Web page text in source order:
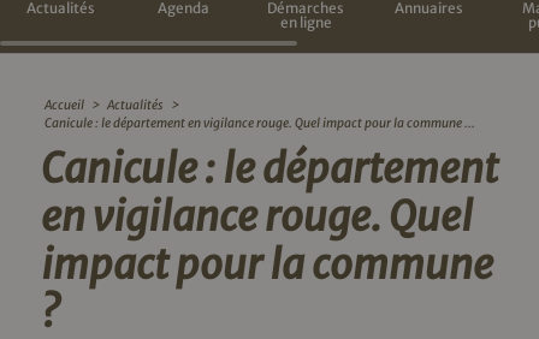
Actualités Agenda
Démarches
en ligne
Annuaires
Accueil > Actualités
>
Canicule : le département en vigilance rouge. Quel impact pour la commune ...
Canicule : le département
en vigilance rouge. Quel
impact pour la commune
?